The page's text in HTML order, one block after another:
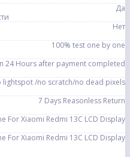
Да
Нет
100% test one by one
24 Hours after payment completed
lightspot /no scratch/no dead pixels
7 Days Reasonless Return
For Xiaomi Redmi 13C LCD Display
For Xiaomi Redmi 13C LCD Display